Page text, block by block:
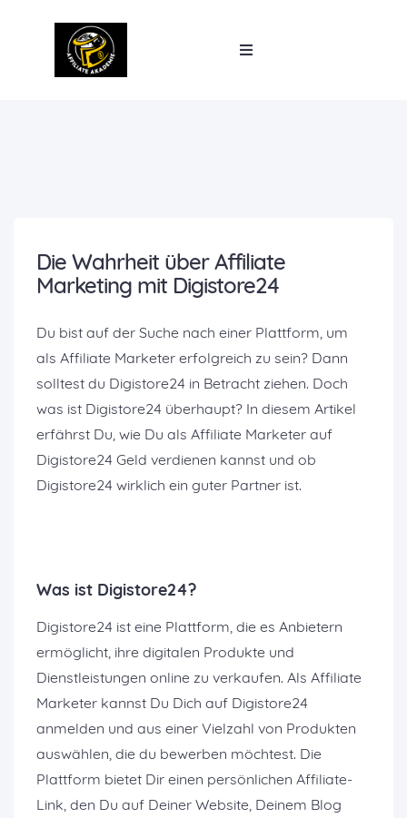
Die Wahrheit über Affiliate
Marketing mit Digistore24
Du bist auf der Suche nach einer Plattform, um
als Affiliate Marketer erfolgreich zu sein? Dann
solltest du Digistore24 in Betracht ziehen. Doch
was ist Digistore24 überhaupt? In diesem Artikel
erfährst Du, wie Du als Affiliate Marketer auf
Digistore24 Geld verdienen kannst und ob
Digistore24 wirklich ein guter Partner ist.
Was ist Digistore24?
Digistore24 ist eine Plattform, die es Anbietern
ermöglicht, ihre digitalen Produkte und
Dienstleistungen online zu verkaufen. Als Affiliate
Marketer kannst Du Dich auf Digistore24
anmelden und aus einer Vielzahl von Produkten
auswählen, die du bewerben möchtest. Die
Plattform bietet Dir einen persönlichen Affiliate-
Link, den Du auf Deiner Website, Deinem Blog